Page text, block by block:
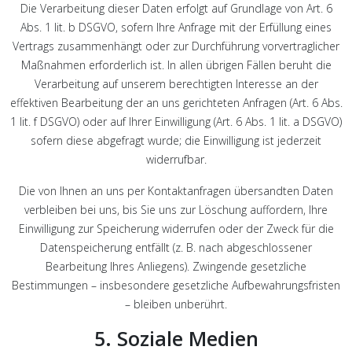
Die Verarbeitung dieser Daten erfolgt auf Grundlage von Art. 6
Abs. 1 lit. b DSGVO, sofern Ihre Anfrage mit der Erfüllung eines
Vertrags zusammenhängt oder zur Durchführung vorvertraglicher
Maßnahmen erforderlich ist. In allen übrigen Fällen beruht die
Verarbeitung auf unserem berechtigten Interesse an der
effektiven Bearbeitung der an uns gerichteten Anfragen (Art. 6 Abs.
1 lit. f DSGVO) oder auf Ihrer Einwilligung (Art. 6 Abs. 1 lit. a DSGVO)
sofern diese abgefragt wurde; die Einwilligung ist jederzeit
widerrufbar.
Die von Ihnen an uns per Kontaktanfragen übersandten Daten
verbleiben bei uns, bis Sie uns zur Löschung auffordern, Ihre
Einwilligung zur Speicherung widerrufen oder der Zweck für die
Datenspeicherung entfällt (z. B. nach abgeschlossener
Bearbeitung Ihres Anliegens). Zwingende gesetzliche
Bestimmungen – insbesondere gesetzliche Aufbewahrungsfristen
– bleiben unberührt.
5. Soziale Medien